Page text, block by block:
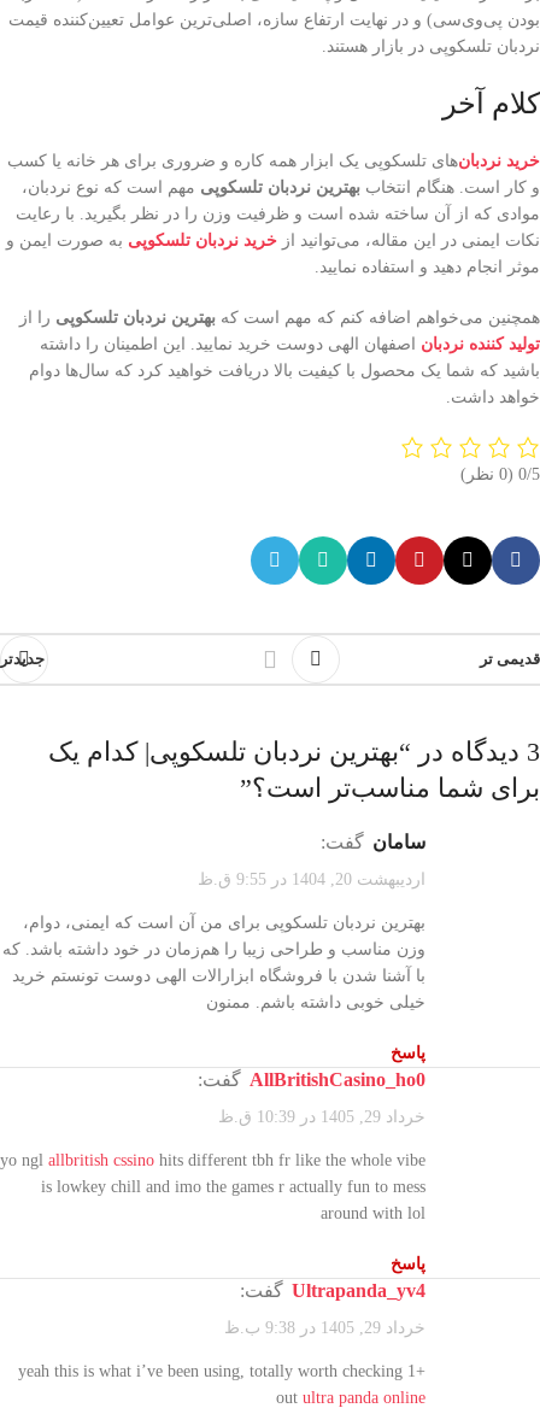
بودن پی‌وی‌سی) و در نهایت ارتفاع سازه، اصلی‌ترین عوامل تعیین‌کننده قیمت
نردبان تلسکوپی در بازار هستند.
کلام آخر
خرید نردبان‌های تلسکوپی یک ابزار همه کاره و ضروری برای هر خانه یا کسب
و کار است. هنگام انتخاب بهترین نردبان تلسکوپی مهم است که نوع نردبان،
موادی که از آن ساخته شده است و ظرفیت وزن را در نظر بگیرید. با رعایت
نکات ایمنی در این مقاله، می‌توانید از خرید نردبان تلسکوپی به صورت ایمن و
موثر انجام دهید و استفاده نمایید.
همچنین می‌خواهم اضافه کنم که مهم است که بهترین نردبان تلسکوپی را از
تولید کننده نردبان اصفهان الهی دوست خرید نمایید. این اطمینان را داشته
باشید که شما یک محصول با کیفیت بالا دریافت خواهید کرد که سال‌ها دوام
خواهد داشت.
‫0/5 ‫(0 نظر)
جدیدتر قدیمی تر
3 دیدگاه در “
بهترین نردبان تلسکوپی| کدام یک
برای شما مناسب‌تر است؟”
سامان گفت:
اردیبهشت 20, 1404 در 9:55 ق.ظ
بهترین نردبان تلسکوپی برای من آن است که ایمنی، دوام،
وزن مناسب و طراحی زیبا را هم‌زمان در خود داشته باشد. که
با آشنا شدن با فروشگاه ابزارالات الهی دوست تونستم خرید
خیلی خوبی داشته باشم. ممنون
پاسخ
AllBritishCasino_ho0 گفت:
خرداد 29, 1405 در 10:39 ق.ظ
yo ngl allbritish cssino hits different tbh fr like the whole vibe
is lowkey chill and imo the games r actually fun to mess
around with lol
پاسخ
Ultrapanda_yv4 گفت:
خرداد 29, 1405 در 9:38 ب.ظ
+1 yeah this is what i’ve been using, totally worth checking
out ultra panda online